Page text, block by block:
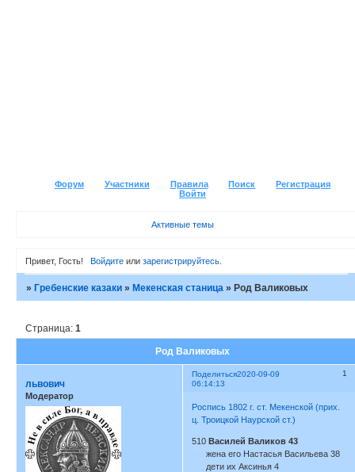
Форум Участники Правила Поиск
Регистрация
Войти
Активные темы
Привет, Гость! Войдитеили зарегистрируйтесь.
»Гребенские казаки »Мекенская станица »Род Валиковых
Род Валиковых
Страница:1
Поделиться 1
2020-09-09
06:14:13
львович
Модератор
Роспись 1802 г. ст. Мекенской (прих.
ц. Троицкой Наурской ст.)
510Василей Валиков 43
жена его Настасья Васильева 38
дети их Аксинья 4